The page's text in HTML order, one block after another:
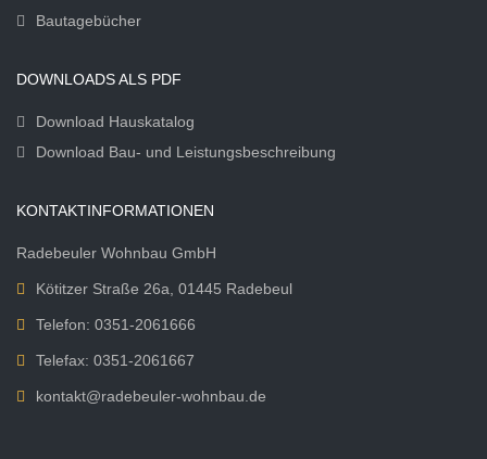
Bautagebücher
DOWNLOADS ALS PDF
Download Hauskatalog
Download Bau- und Leistungsbeschreibung
KONTAKTINFORMATIONEN
Radebeuler Wohnbau GmbH
Kötitzer Straße 26a, 01445 Radebeul
Telefon: 0351-2061666
Telefax: 0351-2061667
kontakt@radebeuler-wohnbau.de